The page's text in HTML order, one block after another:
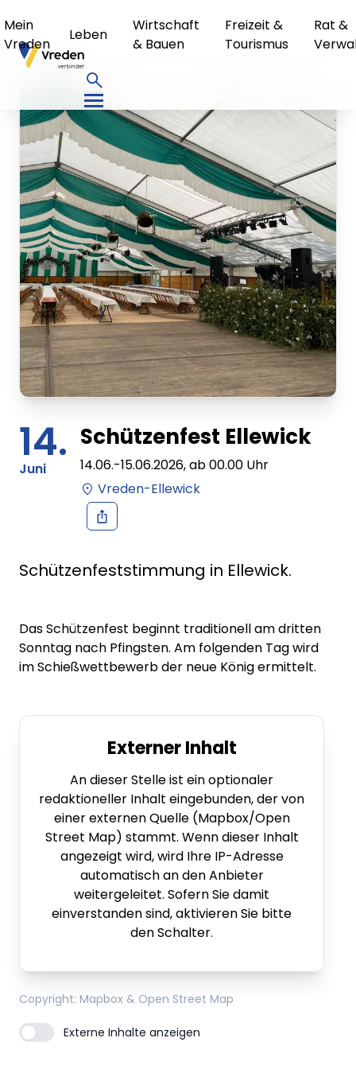
Mein
Vreden
Leben
Wirtschaft
& Bauen
Freizeit &
Tourismus
Rat &
14.
Juni
Schützenfest Ellewick
14.06.-15.06.2026, ab00.00 Uhr
Vreden-Ellewick
Schützenfeststimmung in Ellewick.
Das Schützenfest beginnt traditionell am dritten
Sonntag nach Pfingsten. Am folgenden Tag wird
im Schießwettbewerb der neue König ermittelt.
Externer Inhalt
An dieser Stelle ist ein optionaler
redaktioneller Inhalt eingebunden, der von
einer externen Quelle (Mapbox/Open
Street Map) stammt. Wenn dieser Inhalt
angezeigt wird, wird Ihre IP-Adresse
automatisch an den Anbieter
weitergeleitet. Sofern Sie damit
einverstanden sind, aktivieren Sie bitte
den Schalter.
Copyright: Mapbox & Open Street Map
Externe Inhalte anzeigen